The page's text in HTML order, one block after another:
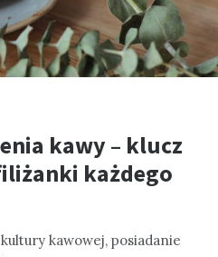
kawy – klucz
każdego
kawowej, posiadanie